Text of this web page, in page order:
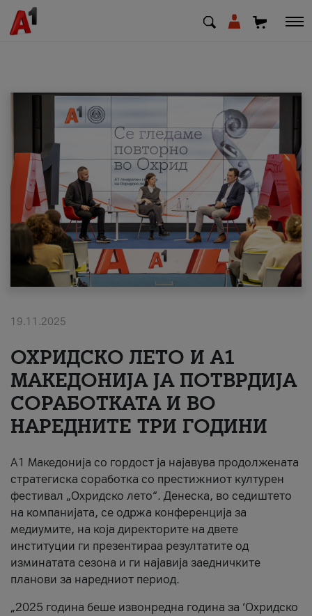
МК SQ
Приватни Деловни
Поддршка
Надополни кредит
#ПодобарОнлајн
19.11.2025
ОХРИДСКО ЛЕТО И A1
МАКЕДОНИЈА ЈА ПОТВРДИЈА
СОРАБОТКАТА И ВО
НАРЕДНИТЕ ТРИ ГОДИНИ
A1 Македонија со гордост ја најавува продолжената
стратегиска соработка со престижниот културен
фестивал „Охридско лето“. Денеска, во седиштето
на компанијата, се одржа конференција за
медиумите, на која директорите на двете
институции ги презентираа резултатите од
изминатата сезона и ги најавија заедничките
планови за наредниот период.
„2025 година беше извонредна година за ‘Охридско